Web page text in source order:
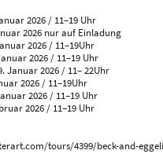
2026 / 11–19 Uhr
2026 nur auf Einladung
2026 / 11–19Uhr
2026 / 11–19 Uhr
Januar 2026 / 11– 22Uhr
2026 / 11–19Uhr
2026 / 11–19 Uhr
2026 / 11–19 Uhr
tours/4399/beck-and-